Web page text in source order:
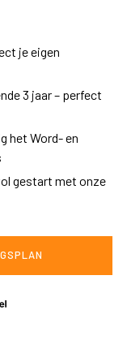
je eigen
3 jaar – perfect
het Word- en
gestart met onze